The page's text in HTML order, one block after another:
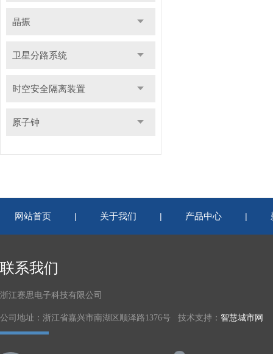
晶振
卫星分路系统
时空安全隔离装置
原子钟
网站首页 | 关于我们 | 产品中心 |
联系我们
浙江赛思电子科技有限公司
公司地址：浙江省嘉兴市南湖区顺泽路1376号 技术支持： 智慧城市网